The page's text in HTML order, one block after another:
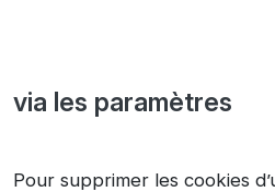
via les paramètres
Pour supprimer les cookies